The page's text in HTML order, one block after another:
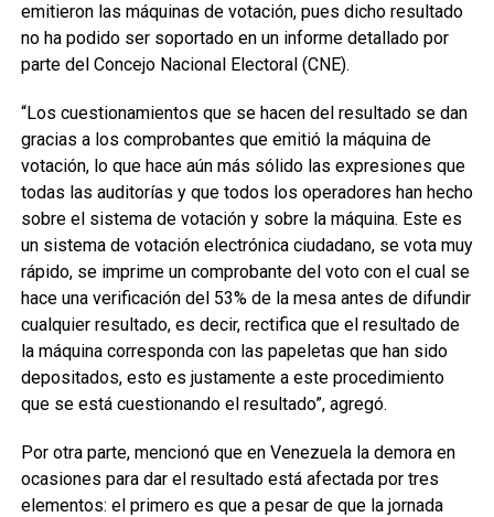
emitieron las máquinas de votación, pues dicho resultado
no ha podido ser soportado en un informe detallado por
parte del Concejo Nacional Electoral (CNE).
“Los cuestionamientos que se hacen del resultado se dan
gracias a los comprobantes que emitió la máquina de
votación, lo que hace aún más sólido las expresiones que
todas las auditorías y que todos los operadores han hecho
sobre el sistema de votación y sobre la máquina. Este es
un sistema de votación electrónica ciudadano, se vota muy
rápido, se imprime un comprobante del voto con el cual se
hace una verificación del 53% de la mesa antes de difundir
cualquier resultado, es decir, rectifica que el resultado de
la máquina corresponda con las papeletas que han sido
depositados, esto es justamente a este procedimiento
que se está cuestionando el resultado”, agregó.
Por otra parte, mencionó que en Venezuela la demora en
ocasiones para dar el resultado está afectada por tres
elementos: el primero es que a pesar de que la jornada